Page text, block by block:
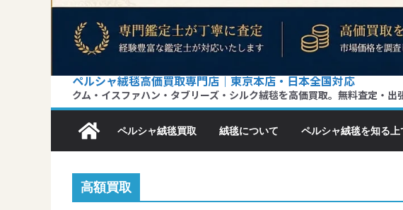
ペルシャ絨毯高価買取専門店｜東京本店・日本全国対応
クム・イスファハン・タブリーズ・シルク絨毯を高価買取。無料査定・出
ペルシャ絨毯買取 絨毯について ペルシャ絨毯を知る上
高額買取